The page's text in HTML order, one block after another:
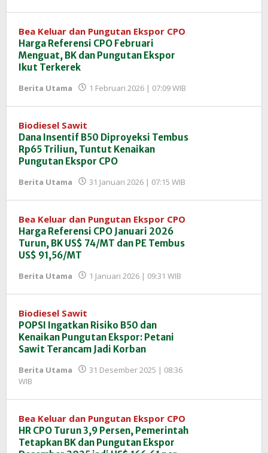
InfoSAWIT
Bea Keluar dan Pungutan Ekspor CPO
Harga Referensi CPO Februari
Menguat, BK dan Pungutan Ekspor
Ikut Terkerek
Berita Utama 1 Februari 2026 | 07:09 WIB
InfoSAWIT
Biodiesel Sawit
Dana Insentif B50 Diproyeksi Tembus
Rp65 Triliun, Tuntut Kenaikan
Pungutan Ekspor CPO
Berita Utama 31 Januari 2026 | 07:15 WIB
InfoSAWIT
Bea Keluar dan Pungutan Ekspor CPO
Harga Referensi CPO Januari 2026
Turun, BK US$ 74/MT dan PE Tembus
US$ 91,56/MT
Berita Utama 1 Januari 2026 | 09:31 WIB
InfoSAWIT
Biodiesel Sawit
POPSI Ingatkan Risiko B50 dan
Kenaikan Pungutan Ekspor: Petani
Sawit Terancam Jadi Korban
Berita Utama
31 Desember 2025 | 08:36
WIB
InfoSAWIT
Bea Keluar dan Pungutan Ekspor CPO
HR CPO Turun 3,9 Persen, Pemerintah
Tetapkan BK dan Pungutan Ekspor